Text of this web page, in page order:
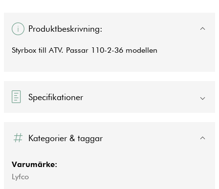
Produktbeskrivning:
Styrbox till ATV. Passar 110-2-36 modellen
Specifikationer
Kategorier & taggar
Varumärke:
Lyfco